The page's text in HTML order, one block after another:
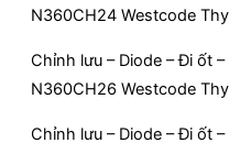
N360CH24 Westcode
Chỉnh lưu – Diode – Đi ốt
N360CH26 Westcode
Chỉnh lưu – Diode – Đi ốt